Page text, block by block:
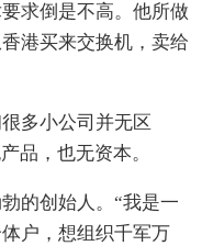
求倒是不高。他所做
港买来交换机，卖给
多小公司并无区
品，也无资本。
的创始人。“我是一
户，想组织千军万